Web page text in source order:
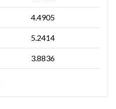
4.4905
5.2414
3.8836